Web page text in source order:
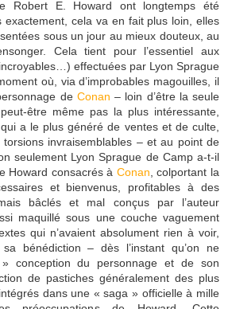
Robert E. Howard ont longtemps été
exactement, cela va en fait plus loin, elles
sous un jour au mieux douteux, au
Cela tient pour l’essentiel aux
effectuées par Lyon Sprague
où, via d’improbables magouilles, il
de Conan – loin d’être la seule
être même pas la plus intéressante,
a le plus généré de ventes et de culte,
invraisemblables – et au point de
seulement Lyon Sprague de Camp a-t-il
Howard consacrés à Conan , colportant la
et bienvenus, profitables à des
bâclés et mal conçus par l’auteur
maquillé sous une couche vaguement
qui n’avaient absolument rien à voir,
bénédiction – dès l’instant qu’on ne
conception du personnage et de son
de pastiches généralement des plus
dans une « saga » officielle à mille